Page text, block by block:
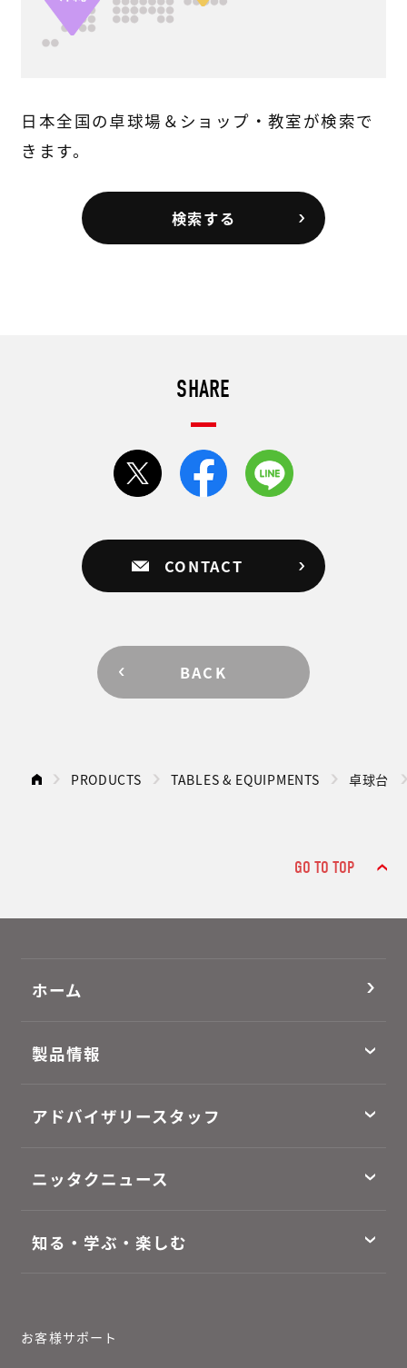
日本全国の卓球場＆ショップ・教室が検索で
きます。
検索する
SHARE
CONTACT
BACK
PRODUCTS TABLES & EQUIPMENTS 卓球台
GO TO TOP
ホーム
製品情報
アドバイザリースタッフ
ニッタクニュース
知る・学ぶ・楽しむ
お客様サポート